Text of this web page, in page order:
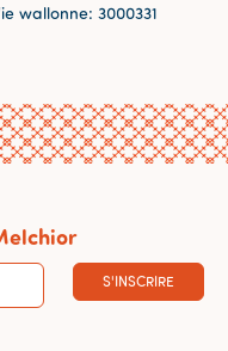
wallonne: 3000331
S'INSCRIRE